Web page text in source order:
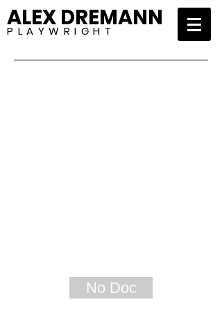
ALEX DREMANN
P L A Y W R I G H T
No Doc